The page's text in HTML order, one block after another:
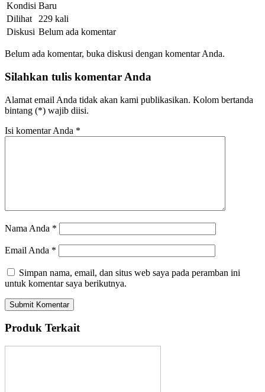
Kondisi Baru
Dilihat
229 kali
Diskusi Belum ada komentar
Belum ada komentar, buka diskusi dengan komentar Anda.
Silahkan tulis komentar Anda
Alamat email Anda tidak akan kami publikasikan. Kolom bertanda
bintang (*) wajib diisi.
Isi komentar Anda *
Nama Anda *
Email Anda *
Simpan nama, email, dan situs web saya pada peramban ini
untuk komentar saya berikutnya.
Produk Terkait